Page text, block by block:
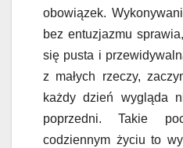
obowiązek.
bez entuzjazmu
się pusta i
z małych rzeczy,
każdy dzień wygląda
poprzedni. Takie
codziennym życiu to